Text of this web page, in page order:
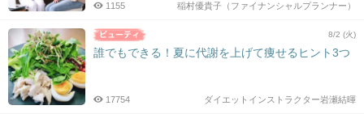
稲村優貴子（ファイナンシャルプランナー）
1155
8/2 (火)
誰でもできる！夏に代謝を上げて痩せるヒント3つ
ダイエットインストラクター岩瀬結暉
17754